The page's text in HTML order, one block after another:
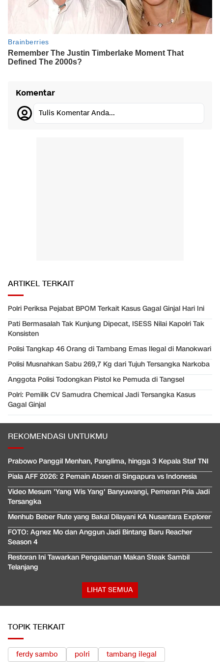
Komentar
Tulis Komentar Anda...
ARTIKEL TERKAIT
Polri Periksa Pejabat BPOM Terkait Kasus Gagal Ginjal Hari Ini
Pati Bermasalah Tak Kunjung Dipecat, ISESS Nilai Kapolri Tak
Konsisten
Polisi Tangkap 46 Orang di Tambang Emas Ilegal di Manokwari
Polisi Musnahkan Sabu 269,7 Kg dari Tujuh Tersangka Narkoba
Anggota Polisi Todongkan Pistol ke Pemuda di Tangsel
Polri: Pemilik CV Samudra Chemical Jadi Tersangka Kasus
Gagal Ginjal
REKOMENDASI UNTUKMU
Prabowo Panggil Menhan, Panglima, hingga 3 Kepala Staf TNI
Piala AFF 2026: 2 Pemain Absen di Singapura vs Indonesia
Video Mesum 'Yang Wis Yang' Banyuwangi, Pemeran Pria Jadi
Tersangka
Menhub Beber Rute yang Bakal Dilayani KA Nusantara Explorer
FOTO: Agnez Mo dan Anggun Jadi Bintang Baru Reacher
Season 4
Restoran Ini Tawarkan Pengalaman Makan Steak Sambil
Telanjang
LIHAT SEMUA
TOPIK TERKAIT
ferdy sambo polri
tambang ilegal